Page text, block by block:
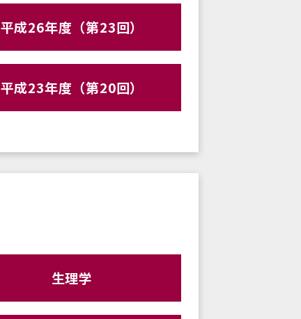
平成26年度（第23回）
平成23年度（第20回）
生理学